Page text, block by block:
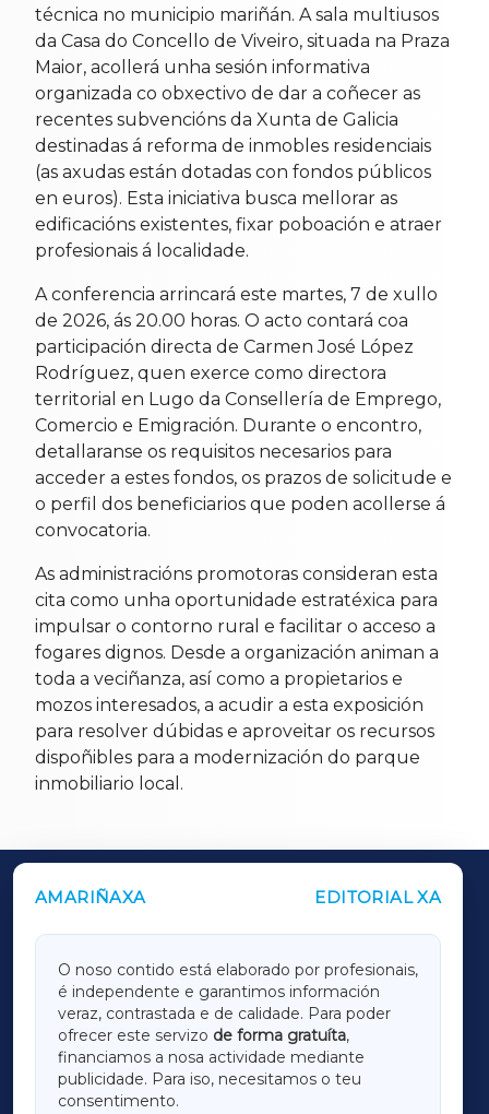
técnica no municipio mariñán. A sala multiusos
da Casa do Concello de Viveiro, situada na Praza
Maior, acollerá unha sesión informativa
organizada co obxectivo de dar a coñecer as
recentes subvencións da Xunta de Galicia
destinadas á reforma de inmobles residenciais
(as axudas están dotadas con fondos públicos
en euros). Esta iniciativa busca mellorar as
edificacións existentes, fixar poboación e atraer
profesionais á localidade.
A conferencia arrincará este martes, 7 de xullo
de 2026, ás 20.00 horas. O acto contará coa
participación directa de Carmen José López
Rodríguez, quen exerce como directora
territorial en Lugo da Consellería de Emprego,
Comercio e Emigración. Durante o encontro,
detallaranse os requisitos necesarios para
acceder a estes fondos, os prazos de solicitude e
o perfil dos beneficiarios que poden acollerse á
convocatoria.
As administracións promotoras consideran esta
cita como unha oportunidade estratéxica para
impulsar o contorno rural e facilitar o acceso a
fogares dignos. Desde a organización animan a
toda a veciñanza, así como a propietarios e
mozos interesados, a acudir a esta exposición
para resolver dúbidas e aproveitar os recursos
dispoñibles para a modernización do parque
inmobiliario local.
AMARIÑAXA EDITORIAL XA
O noso contido está elaborado por profesionais,
é independente e garantimos información
veraz, contrastada e de calidade. Para poder
ofrecer este servizo de forma gratuíta,
financiamos a nosa actividade mediante
publicidade. Para iso, necesitamos o teu
consentimento.
OUTROS PERIÓDICOS
LUGOXA
TERRACHAXA